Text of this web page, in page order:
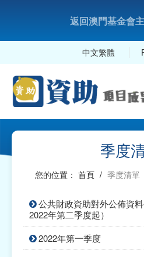
返回澳門基金會
中文繁體
季度
您的位置： 首頁 / 季度清單
公共財政資助對外公佈資
2022年第二季度起）
2022年第一季度